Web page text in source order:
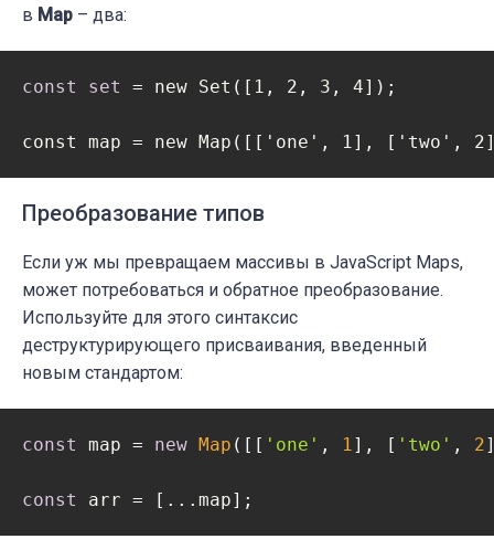
в Map – два:
const set = new Set([1, 2, 3, 4]);
const map = new Map([['one', 1],
Преобразование типов
Если уж мы превращаем массивы в JavaScript Maps,
может потребоваться и обратное преобразование.
Используйте для этого синтаксис
деструктурирующего присваивания, введенный
новым стандартом:
const map = new Map ([[ 'one' , 1], [ 'two' , 2
const arr = [...map];